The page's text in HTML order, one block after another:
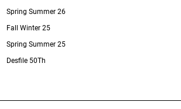
Spring Summer 26
Fall Winter 25
Spring Summer 25
Desfile 50Th